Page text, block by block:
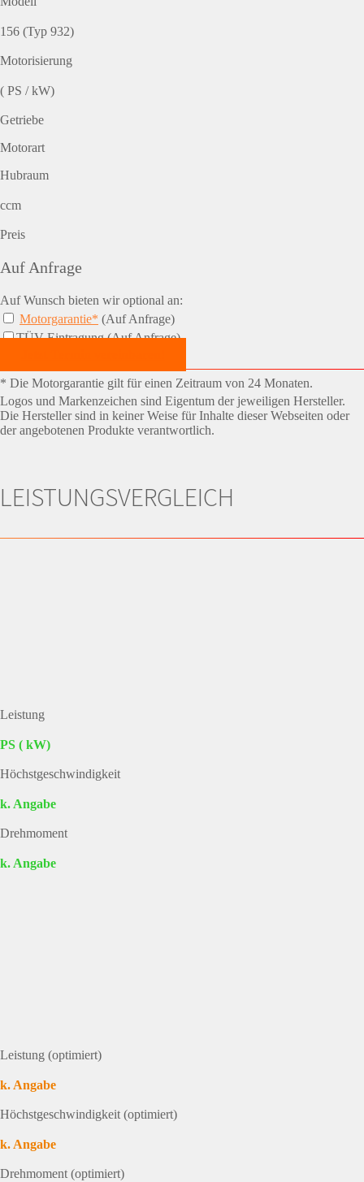
156 (Typ 932)
Motorisierung
( PS / kW)
Getriebe
Motorart
Hubraum
ccm
Preis
Auf Anfrage
Auf Wunsch bieten wir optional an:
Motorgarantie* (Auf Anfrage)
TÜV-Eintragung (Auf Anfrage)
* Die Motorgarantie gilt für einen Zeitraum von 24 Monaten.
Logos und Markenzeichen sind Eigentum der jeweiligen Hersteller.
Die Hersteller sind in keiner Weise für Inhalte dieser Webseiten oder
der angebotenen Produkte verantwortlich.
LEISTUNGSVERGLEICH
Leistung
PS ( kW)
Höchstgeschwindigkeit
k. Angabe
Drehmoment
k. Angabe
Leistung (optimiert)
k. Angabe
Höchstgeschwindigkeit (optimiert)
k. Angabe
Drehmoment (optimiert)